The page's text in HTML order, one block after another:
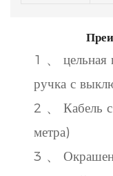
1 、 цельная
ручка с
2 、 Кабель
метра)
3 、